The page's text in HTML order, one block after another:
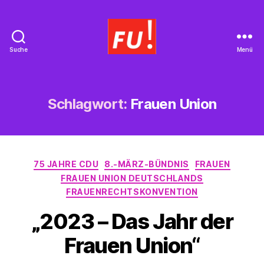
Suche Menü
Schlagwort: Frauen Union
Kategorien
75 JAHRE CDU 8.-MÄRZ-BÜNDNIS
FRAUEN
FRAUEN UNION DEUTSCHLANDS
FRAUENRECHTSKONVENTION
„2023 – Das Jahr der
Frauen Union“